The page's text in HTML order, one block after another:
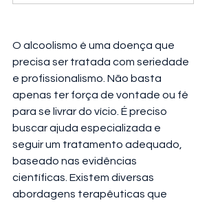
O alcoolismo é uma doença que
precisa ser tratada com seriedade
e profissionalismo. Não basta
apenas ter força de vontade ou fé
para se livrar do vício. É preciso
buscar ajuda especializada e
seguir um tratamento adequado,
baseado nas evidências
científicas. Existem diversas
abordagens terapêuticas que